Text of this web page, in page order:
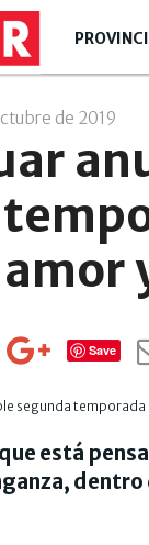
de 2019
Save
está